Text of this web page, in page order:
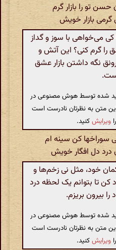
تو را بازار گرم
گرمی بازار خویش
می‌خواهی با سوز و گداز
را گرم کنی؟ این آتش و
نگه داشتن بازار عشق
شده توسط هوش مصنوعی در
این متن به نظرتان نادرست است
ویرایشکنید.
سوراخها کن سینه ام
دل افگار خویش
خود، مثل نی زخم‌ها و
کن تا بتوانم یک لحظه درد
بیرون بریزم.
شده توسط هوش مصنوعی در
این متن به نظرتان نادرست است
ویرایشکنید.